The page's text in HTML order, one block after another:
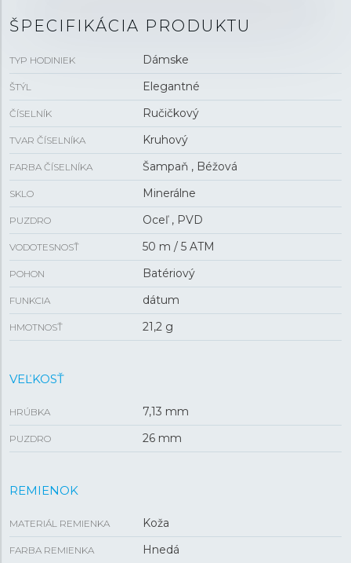
ŠPECIFIKÁCIA PRODUKTU
TYP HODINIEK Dámske
ŠTÝL Elegantné
ČÍSELNÍK Ručičkový
TVAR ČÍSELNÍKA Kruhový
FARBA ČÍSELNÍKA Šampaň , Béžová
SKLO Minerálne
PUZDRO Oceľ , PVD
VODOTESNOSŤ 50 m / 5 ATM
POHON Batériový
FUNKCIA dátum
HMOTNOSŤ 21,2 g
VEĽKOSŤ
HRÚBKA 7,13 mm
PUZDRO 26 mm
REMIENOK
MATERIÁL REMIENKA Koža
FARBA REMIENKA Hnedá